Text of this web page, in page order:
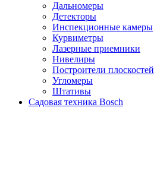
Дальномеры
Детекторы
Инспекционные камеры
Курвиметры
Лазерные приемники
Нивелиры
Построители плоскостей
Угломеры
Штативы
Садовая техника Bosch